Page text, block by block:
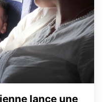
lance une